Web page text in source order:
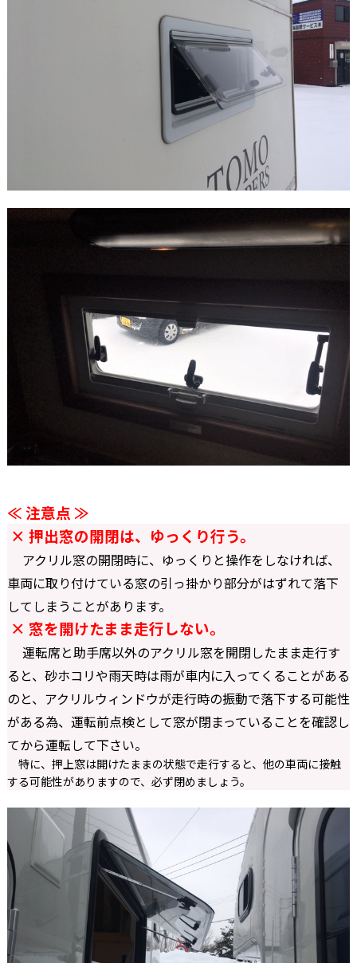
≪ 注意点 ≫
× 押出窓の開閉は、ゆっくり行う。
アクリル窓の開閉時に、ゆっくりと操作をしなければ、
車両に取り付けている窓の引っ掛かり部分がはずれて落下
してしまうことがあります。
× 窓を開けたまま走行しない。
運転席と助手席以外のアクリル窓を開閉したまま走行す
ると、砂ホコリや雨天時は雨が車内に入ってくることがある
のと、アクリルウィンドウが走行時の振動で落下する可能性
がある為、運転前点検として窓が閉まっていることを確認し
てから運転して下さい。
特に、押上窓は開けたままの状態で走行すると、他の車両に接触
する可能性がありますので、必ず閉めましょう。